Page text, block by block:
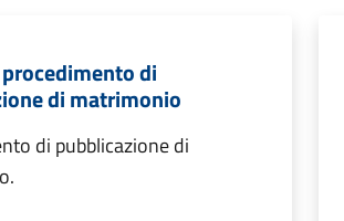
di
di matrimonio
di pubblicazione di